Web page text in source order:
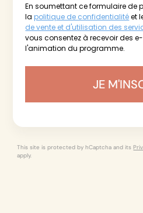
En soumettant ce formulaire de
la politique de confidentialitéet
de vente et d'utilisation des
vous consentez à recevoir des
l'animation du programme.
JE
This site is protected by hCaptcha and its
apply.